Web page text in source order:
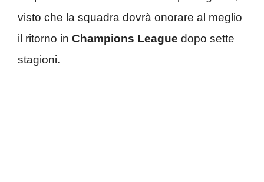
visto che la squadra dovrà onorare al meglio
il ritorno in Champions League dopo sette
stagioni.